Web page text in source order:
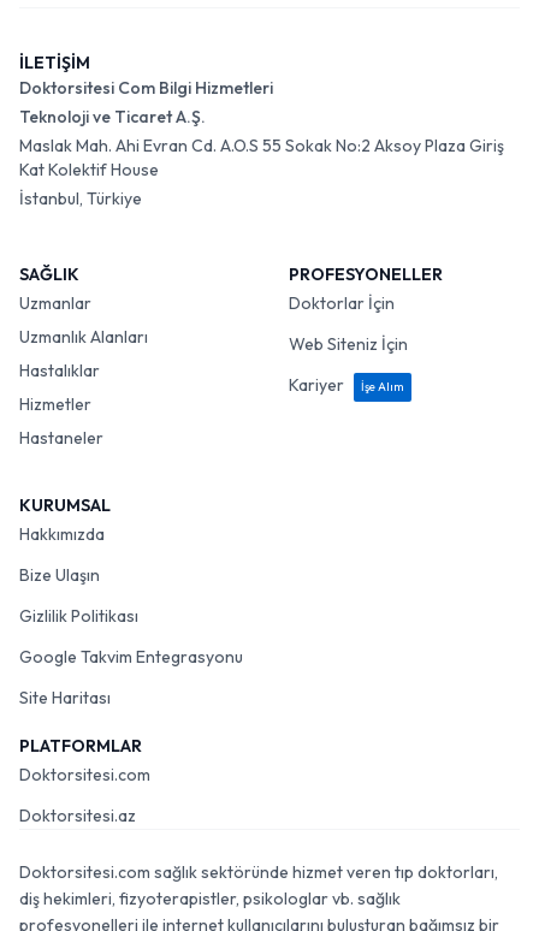
İLETİŞİM
Doktorsitesi Com Bilgi Hizmetleri
Teknoloji ve Ticaret A.Ş.
Maslak Mah. Ahi Evran Cd. A.O.S 55 Sokak No:2 Aksoy Plaza Giriş
Kat Kolektif House
İstanbul, Türkiye
SAĞLIK
Uzmanlar
Uzmanlık Alanları
Hastalıklar
Hizmetler
Hastaneler
PROFESYONELLER
Doktorlar İçin
Web Siteniz İçin
Kariyer
İşe Alım
KURUMSAL
Hakkımızda
Bize Ulaşın
Gizlilik Politikası
Google Takvim Entegrasyonu
Site Haritası
PLATFORMLAR
Doktorsitesi.com
Doktorsitesi.az
Doktorsitesi.com sağlık sektöründe hizmet veren tıp doktorları,
diş hekimleri, fizyoterapistler, psikologlar vb. sağlık
profesyonelleri ile internet kullanıcılarını buluşturan bağımsız bir